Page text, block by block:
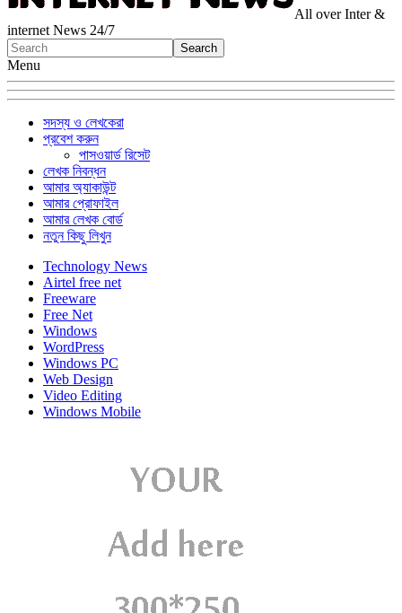
All over Inter &
internet News 24/7
Menu
সদস্য ও লেখকেরা
প্রবেশ করুন
পাসওয়ার্ড রিসেট
লেখক নিবন্ধন
আমার অ্যাকাউন্ট
আমার প্রোফাইল
আমার লেখক বোর্ড
নতুন কিছু লিখুন
Technology News
Airtel free net
Freeware
Free Net
Windows
WordPress
Windows PC
Web Design
Video Editing
Windows Mobile